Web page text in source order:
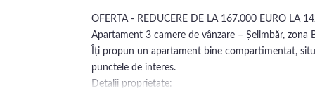
OFERTA - REDUCERE DE LA 167.000 EURO LA
Apartament 3 camere de vânzare – Șelimbăr, zona
Îți propun un apartament bine compartimentat,
punctele de interes.
Detalii proprietate: